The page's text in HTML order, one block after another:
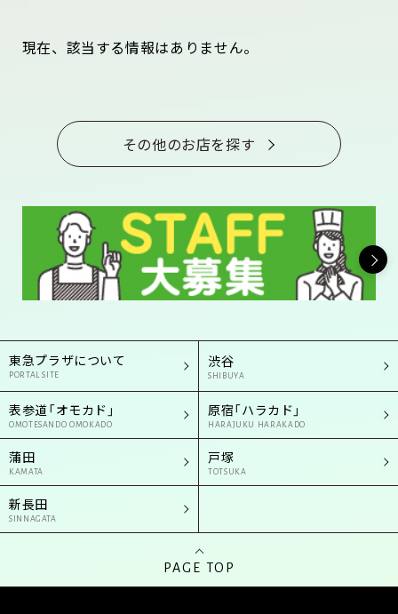
現在、該当する情報はありません。
その他のお店を探す
東急プラザについて
PORTAL SITE
渋谷
SHIBUYA
表参道「オモカド」
OMOTESANDO OMOKADO
原宿「ハラカド」
HARAJUKU HARAKADO
蒲田
KAMATA
戸塚
TOTSUKA
新長田
SINNAGATA
PAGE TOP